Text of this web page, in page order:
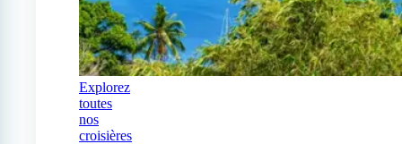
Explorez
toutes
nos
croisières